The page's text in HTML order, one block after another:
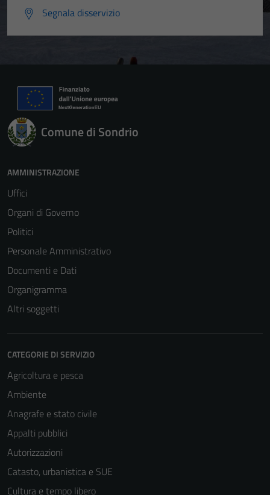
Segnala disservizio
Comune di Sondrio
AMMINISTRAZIONE
Uffici
Organi di Governo
Politici
Personale Amministrativo
Documenti e Dati
Organigramma
Altri soggetti
CATEGORIE DI SERVIZIO
Agricoltura e pesca
Ambiente
Anagrafe e stato civile
Appalti pubblici
Autorizzazioni
Catasto, urbanistica e SUE
Cultura e tempo libero